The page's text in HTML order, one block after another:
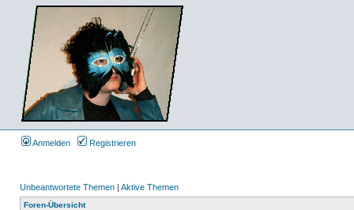
Anmelden Registrieren
Unbeantwortete Themen | Aktive Themen
Foren-Übersicht